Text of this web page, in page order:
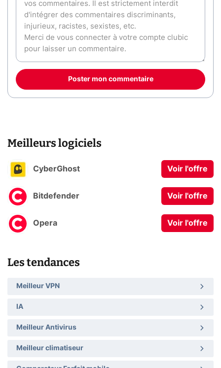
Poster mon commentaire
Meilleurs logiciels
CyberGhost Voir l'offre
Bitdefender Voir l'offre
Opera Voir l'offre
Les tendances
Meilleur VPN
IA
Meilleur Antivirus
Meilleur climatiseur